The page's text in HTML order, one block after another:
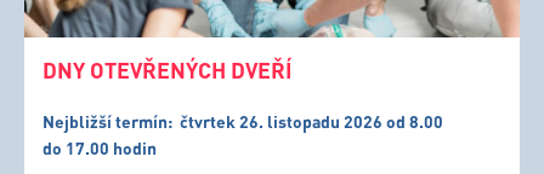
DNY OTEVŘENÝCH DVEŘÍ
Nejbližší termín: čtvrtek 26. listopadu 2026 od 8.00
do 17.00 hodin